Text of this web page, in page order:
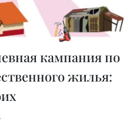
кампания по
жилья: